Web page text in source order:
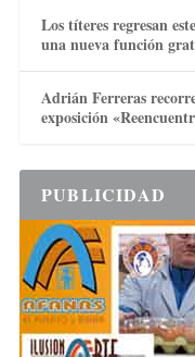
Los títeres regresan
una nueva función
Adrián Ferreras
exposición
PUBLICIDAD